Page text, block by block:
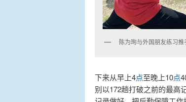
陈为珣与外国朋友练习推
下来从早上4点至晚上10点
别以172趟打破之前的最高